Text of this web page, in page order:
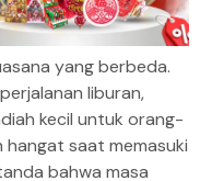
yang berbeda.
liburan,
kecil untuk orang-
saat memasuki
bahwa masa